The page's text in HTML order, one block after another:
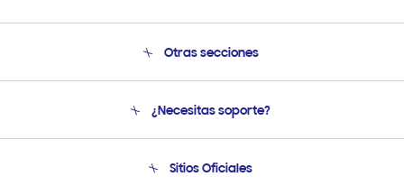
Otras secciones
Soporte
¿Necesitas soporte?
Soporte vía eMail
Sitios Oficiales